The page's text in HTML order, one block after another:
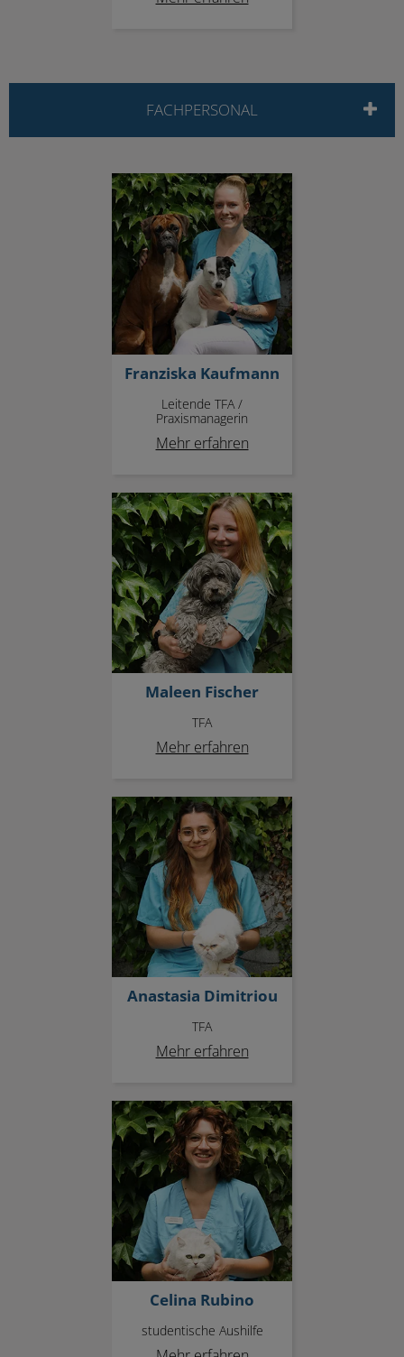
FACHPERSONAL
Franziska Kaufmann
Franziska Kaufmann
Leitende TFA /
Praxismanagerin
Mehr erfahren
Maleen Fischer
Maleen Fischer
TFA
Mehr erfahren
Anastasia Dimitriou
Anastasia Dimitriou
TFA
Mehr erfahren
Celina Rubino
Celina Rubino
studentische Aushilfe